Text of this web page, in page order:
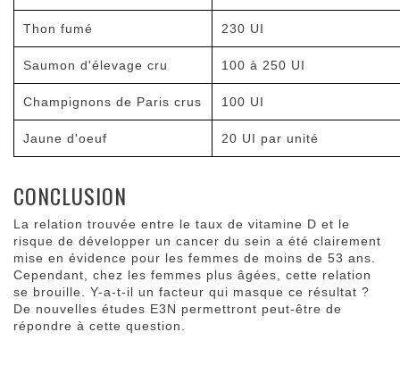
Thon fumé 230 UI
Saumon d'élevage cru 100 à 250 UI
Champignons de Paris crus 100 UI
Jaune d'oeuf 20 UI par unité
CONCLUSION
La relation trouvée entre le taux de vitamine D et le
risque de développer un cancer du sein a été clairement
mise en évidence pour les femmes de moins de 53 ans.
Cependant, chez les femmes plus âgées, cette relation
se brouille. Y-a-t-il un facteur qui masque ce résultat ?
De nouvelles études E3N permettront peut-être de
répondre à cette question.